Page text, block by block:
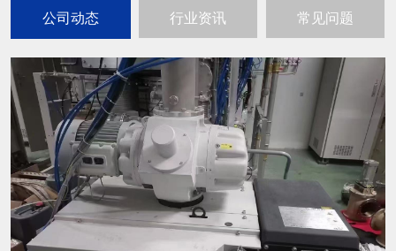
公司动态 行业资讯 常见问题